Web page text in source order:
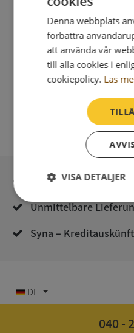
Sichere Bezahlung
Unmittelbare
Syna –
DE
040 -
Denna webbplats
förbättra
att använda vår
till alla cookies i
cookiepolicy. Läs
VISA DETALJER
Strikt
nödvändigt